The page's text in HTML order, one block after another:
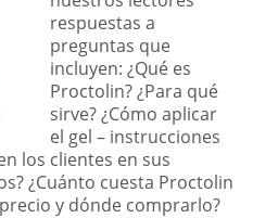
respuestas a
preguntas que
incluyen: ¿Qué es
Proctolin? ¿Para qué
sirve? ¿Cómo aplicar
el gel – instrucciones
los clientes en sus
¿Cuánto cuesta Proctolin
y dónde comprarlo?